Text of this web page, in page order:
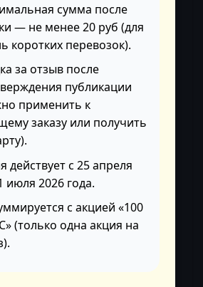
сумма после
— не менее 20 руб (для
коротких перевозок).
за отзыв после
публикации
применить к
заказу или получить
действует с 25 апреля
июля 2026 года.
с акцией «100
(только одна акция на